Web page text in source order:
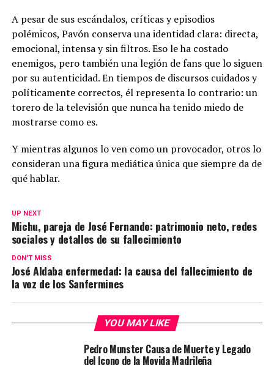
A pesar de sus escándalos, críticas y episodios
polémicos, Pavón conserva una identidad clara: directa,
emocional, intensa y sin filtros. Eso le ha costado
enemigos, pero también una legión de fans que lo siguen
por su autenticidad. En tiempos de discursos cuidados y
políticamente correctos, él representa lo contrario: un
torero de la televisión que nunca ha tenido miedo de
mostrarse como es.
Y mientras algunos lo ven como un provocador, otros lo
consideran una figura mediática única que siempre da de
qué hablar.
UP NEXT
Michu, pareja de José Fernando: patrimonio neto, redes
sociales y detalles de su fallecimiento
DON'T MISS
José Aldaba enfermedad: la causa del fallecimiento de
la voz de los Sanfermines
YOU MAY LIKE
Pedro Munster Causa de Muerte y Legado
del Icono de la Movida Madrileña